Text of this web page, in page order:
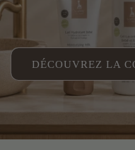
DÉCOUVREZ LA